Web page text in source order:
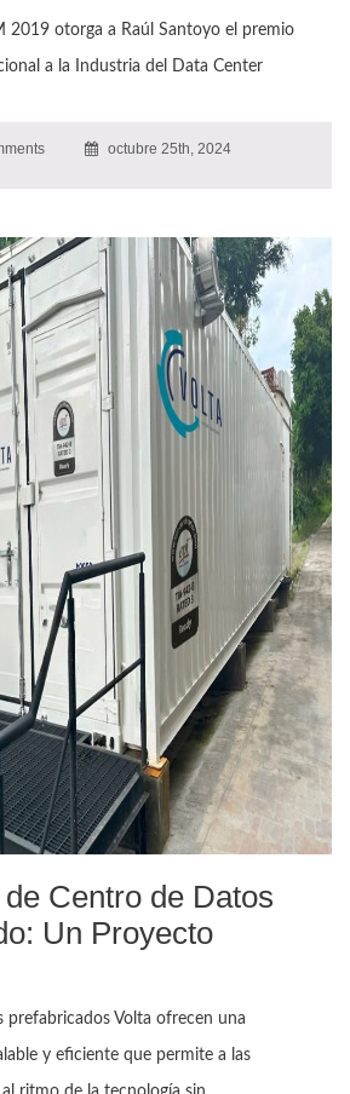
2019 otorga a Raúl Santoyo el premio
a la Industria del Data Center
octubre 25th, 2024
Centro de Datos
Un Proyecto
prefabricados Volta ofrecen una
y eficiente que permite a las